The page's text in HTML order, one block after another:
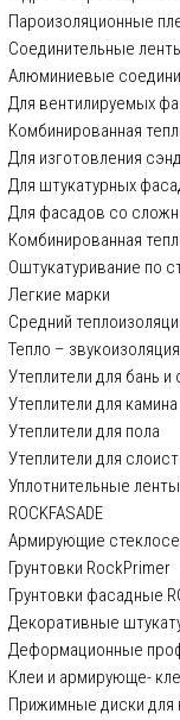
Пароизоляционные
Соединительные
Алюминиевые
Для вентилируемых
Комбинированная
Для изготовления
Для штукатурных
Для фасадов со
Комбинированная
Оштукатуривание по
Легкие марки
Средний
Тепло –
Утеплители для бань и
Утеплители для камина
Утеплители для пола
Утеплители для
Уплотнительные ленты
ROCKFASADE
Армирующие
Грунтовки RockPrimer
Грунтовки фасадные
Декоративные
Деформационные
Клеи и армирующе-
Прижимные диски для